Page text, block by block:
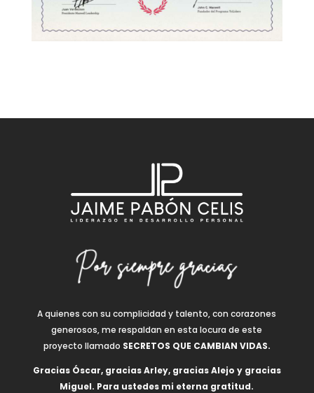
A quienes con su complicidad y talento, con corazones
generosos, me respaldan en esta locura de este
proyecto llamado SECRETOS QUE CAMBIAN VIDAS.
Gracias Óscar, gracias Arley, gracias Alejo y gracias
Miguel. Para ustedes mi eterna gratitud.